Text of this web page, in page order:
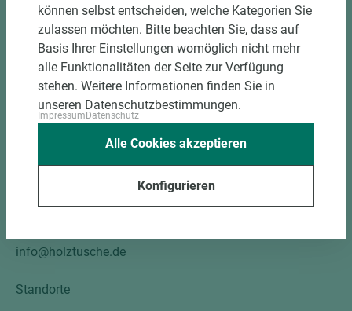
Unternehmen
Mitgliedschaften
Social Media
info@holztusche.de
Standorte
können selbst entscheiden, welche Kategorien Sie
zulassen möchten. Bitte beachten Sie, dass auf
Basis Ihrer Einstellungen womöglich nicht mehr
alle Funktionalitäten der Seite zur Verfügung
stehen. Weitere Informationen finden Sie in
unseren Datenschutzbestimmungen.
ImpressumDatenschutz
Konfigurieren
Alle Cookies akzeptieren